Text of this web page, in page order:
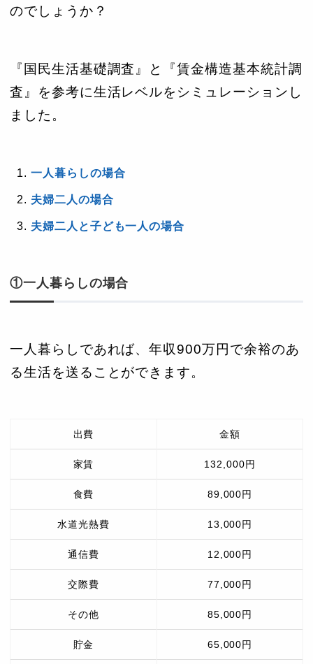
のでしょうか？
『国民生活基礎調査』と『賃金構造基本統計調
査』を参考に生活レベルをシミュレーションし
ました。
一人暮らしの場合
夫婦二人の場合
夫婦二人と子ども一人の場合
①一人暮らしの場合
一人暮らしであれば、年収900万円で余裕のあ
る生活を送ることができます。
出費 金額
家賃 132,000円
食費 89,000円
水道光熱費 13,000円
通信費 12,000円
交際費 77,000円
その他 85,000円
貯金 65,000円